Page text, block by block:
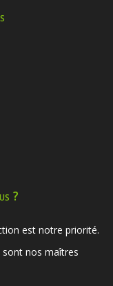
?
est notre priorité.
nos maîtres